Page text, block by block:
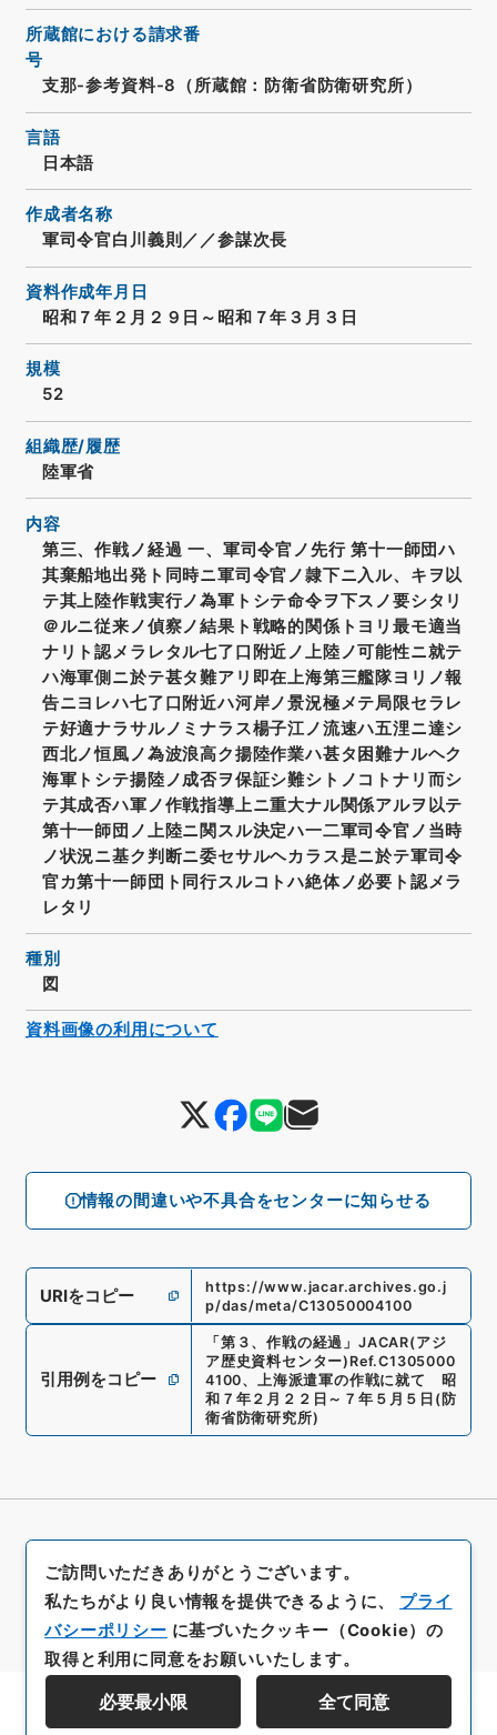
情報の間違いや不具合をセンターに知らせる
所蔵館における請求番
号
支那-参考資料-8（所蔵館：防衛省防衛研究所）
言語
日本語
作成者名称
軍司令官白川義則／／参謀次長
資料作成年月日
昭和７年２月２９日～昭和７年３月３日
規模
52
組織歴/履歴
陸軍省
内容
第三、作戦ノ経過 一、軍司令官ノ先行 第十一師団ハ
其棄船地出発ト同時ニ軍司令官ノ隷下ニ入ル、キヲ以
テ其上陸作戦実行ノ為軍トシテ命令ヲ下スノ要シタリ
＠ルニ従来ノ偵察ノ結果ト戦略的関係トヨリ最モ適当
ナリト認メラレタル七了口附近ノ上陸ノ可能性ニ就テ
ハ海軍側ニ於テ甚タ難アリ即在上海第三艦隊ヨリノ報
告ニヨレハ七了口附近ハ河岸ノ景況極メテ局限セラレ
テ好適ナラサルノミナラス楊子江ノ流速ハ五浬ニ達シ
西北ノ恒風ノ為波浪高ク揚陸作業ハ甚タ困難ナルヘク
海軍トシテ揚陸ノ成否ヲ保証シ難シトノコトナリ而シ
テ其成否ハ軍ノ作戦指導上ニ重大ナル関係アルヲ以テ
第十一師団ノ上陸ニ関スル決定ハ一二軍司令官ノ当時
ノ状況ニ基ク判断ニ委セサルヘカラス是ニ於テ軍司令
官カ第十一師団ト同行スルコトハ絶体ノ必要ト認メラ
レタリ
種別
図
URIをコピー
https://www.jacar.archives.go.j
p/das/meta/C13050004100
引用例をコピー
「第３、作戦の経過 」 JACAR(アジ
ア歴史資料センター) Ref.C1305000
4100、
上海派遣軍の作戦に就て 昭
和７年２月２２日～７年５月５日 (防
衛省防衛研究所)
資料画像の利用について
資料群階層を表示する
ご訪問いただきありがとうございます。
私たちがより良い情報を提供できるように、 プライ
バシーポリシー に基づいたクッキー（Cookie）の
取得と利用に同意をお願いいたします。
必要最小限 全て同意